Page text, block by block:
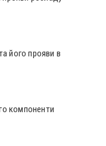
його прояви в
компоненти